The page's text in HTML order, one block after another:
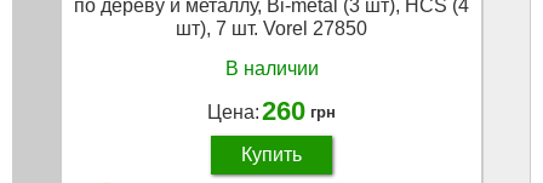
по дереву и металлу, Bi-metal (3 шт), HCS (4
шт), 7 шт. Vorel 27850
В наличии
Цена:260 грн
Купить